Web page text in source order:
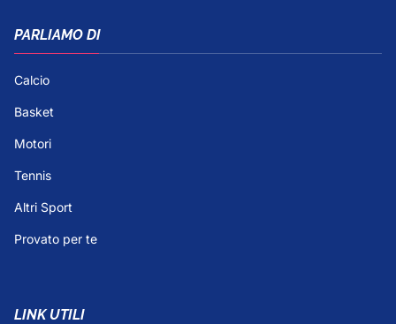
PARLIAMO DI
Calcio
Basket
Motori
Tennis
Altri Sport
Provato per te
LINK UTILI